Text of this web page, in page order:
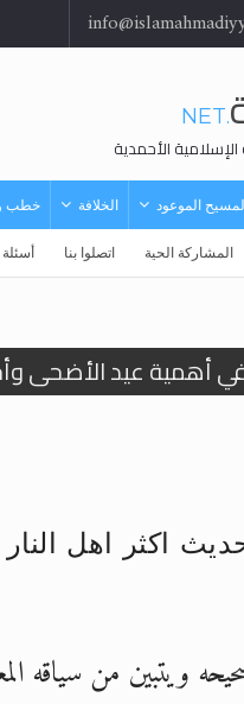
.NET
الأحمدية
الموعود الخلافة خطب
المشاركة الحية اتصلوا بنا
أهمية عيد الأضحى
وأهداف >> المزيد
>> المزيد
الجماعة >> المزيد
الرسائل المرسلة إلى
الردود على القمص
اكثر اهل النار
ويتبين من سياقه